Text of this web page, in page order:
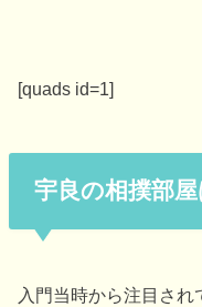
[quads id=1]
宇良の相撲部
入門当時から注目され